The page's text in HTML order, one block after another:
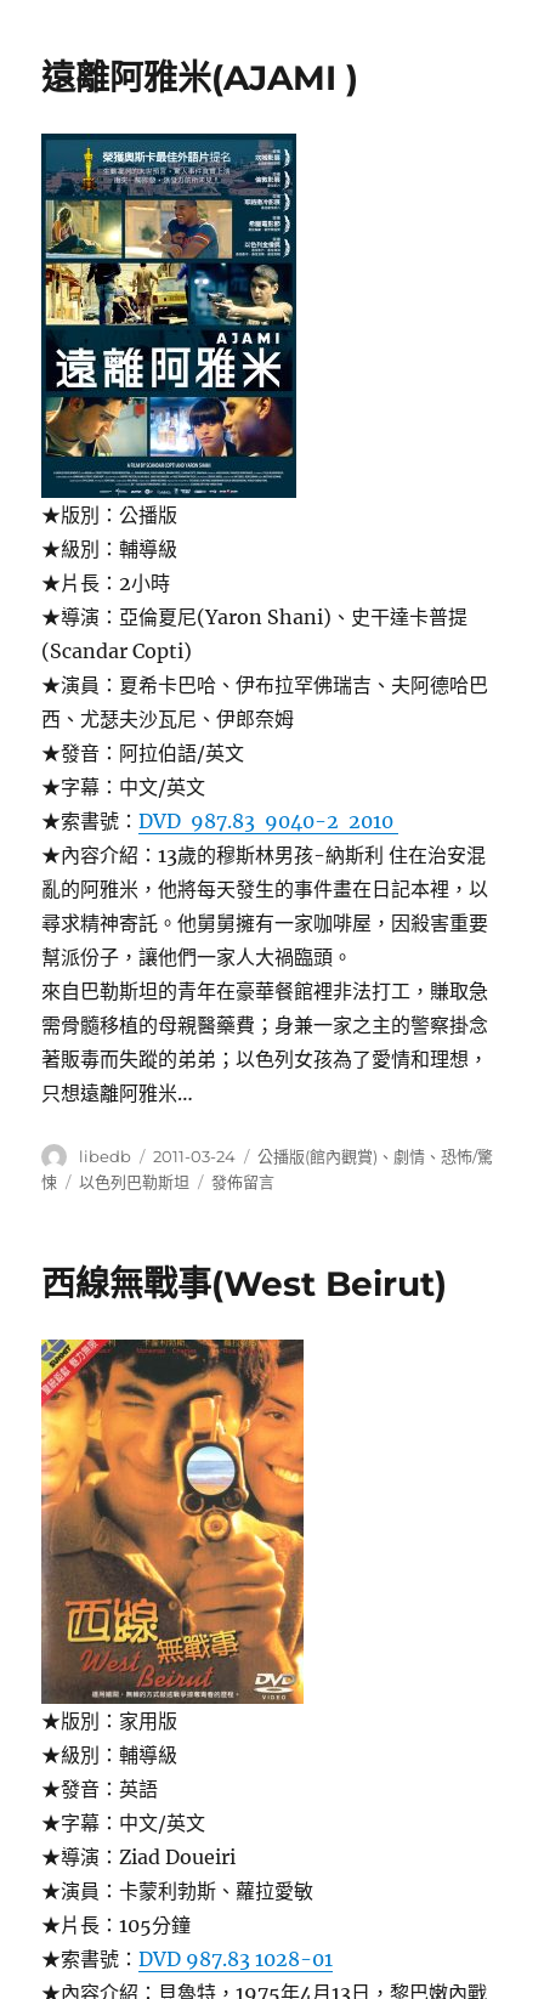
遣
(The
Human
Resources
Manager)〉
遠離阿雅米(AJAMI )
★版別：公播版
★級別：輔導級
★片長：2小時
★導演：亞倫夏尼(Yaron Shani)、史干達卡普提
(Scandar Copti)
★演員：夏希卡巴哈、伊布拉罕佛瑞吉、夫阿德哈巴
西、尤瑟夫沙瓦尼、伊郎奈姆
★發音：阿拉伯語/英文
★字幕：中文/英文
★索書號：DVD 987.83 9040-2 2010
★內容介紹：13歲的穆斯林男孩-納斯利 住在治安混
亂的阿雅米，他將每天發生的事件畫在日記本裡，以
尋求精神寄託。他舅舅擁有一家咖啡屋，因殺害重要
幫派份子，讓他們一家人大禍臨頭。
來自巴勒斯坦的青年在豪華餐館裡非法打工，賺取急
需骨髓移植的母親醫藥費；身兼一家之主的警察掛念
著販毒而失蹤的弟弟；以色列女孩為了愛情和理想，
只想遠離阿雅米…
作
者
libedb
發
佈
2011-03-24
分
類
公播版(館內觀賞) 、 劇情 、恐怖/驚
悚
標
以色列巴勒斯坦
在
雅
米
)〉
發佈留言
西線無戰事(West Beirut)
★版別：家用版
★級別：輔導級
★發音：英語
★字幕：中文/英文
★導演：Ziad Doueiri
★演員：卡蒙利勃斯、蘿拉愛敏
★片長：105分鐘
★索書號：DVD 987.83 1028-01
★內容介紹：貝魯特，1975年4月13日，黎巴嫩內戰